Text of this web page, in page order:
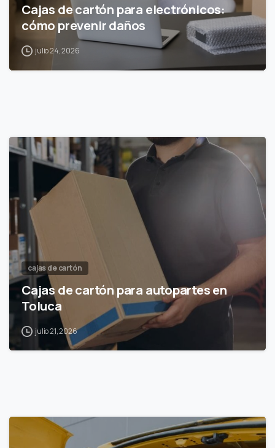
Cajas de cartón para electrónicos:
cómo prevenir daños
julio 24, 2026
cajas de cartón
Cajas de cartón para autopartes en
Toluca
julio 21, 2026